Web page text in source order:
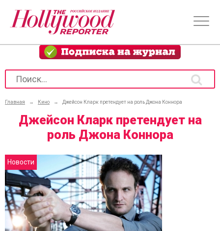
Главная → Кино → Джейсон Кларк претендует на роль Джона Коннора
Джейсон Кларк претендует на
роль Джона Коннора
Новости